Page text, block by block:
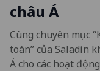
châu Á
Cùng chuyên mục
toàn” của Saladin
Á cho các hoạt